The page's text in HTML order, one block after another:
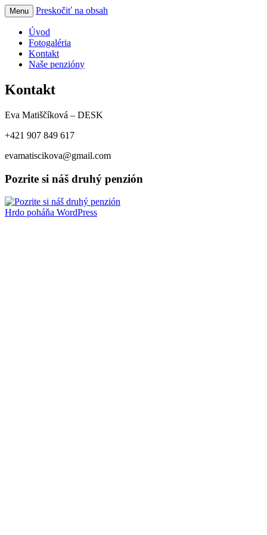
Penzión Energetik
Menu Preskočiť na obsah
Úvod
Fotogaléria
Kontakt
Naše penzióny
Kontakt
Eva Matiščíková – DESK
+421 907 849 617
evamatiscikova@gmail.com
Pozrite si náš druhý penzión
Hrdo poháňa WordPress